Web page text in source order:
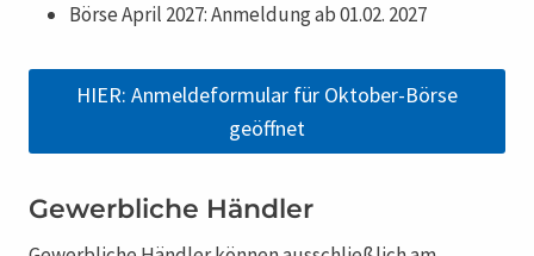
Börse April 2027: Anmeldung ab 01.02. 2027
HIER: Anmeldeformular für Oktober-Börse
geöffnet
Gewerbliche Händler